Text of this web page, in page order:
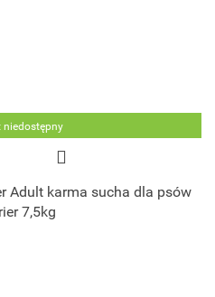
niedostępny
Adult karma sucha dla psów
7,5kg